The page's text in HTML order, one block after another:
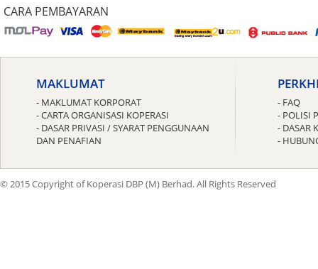
CARA PEMBAYARAN
MAKLUMAT
- MAKLUMAT KORPORAT
- CARTA ORGANISASI KOPERASI
- DASAR PRIVASI / SYARAT PENGGUNAAN
DAN PENAFIAN
- FAQ
- POLISI
- DASAR
-
© 2015 Copyright of Koperasi DBP (M) Berhad. All Rights Reserved